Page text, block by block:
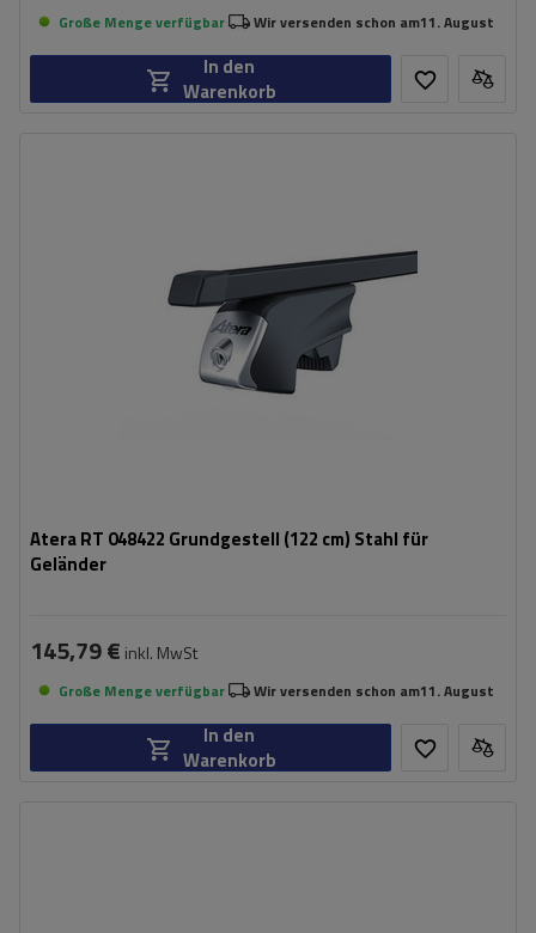
Große Menge verfügbar Wir versenden schon am11. August
In den
Warenkorb
Atera RT 048422 Grundgestell (122 cm) Stahl für
Geländer
145,79 € inkl. MwSt
Große Menge verfügbar Wir versenden schon am11. August
In den
Warenkorb